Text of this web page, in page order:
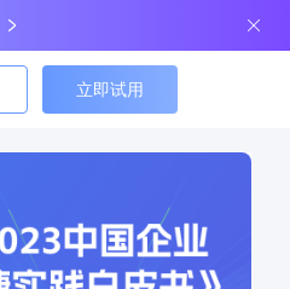
立即试用